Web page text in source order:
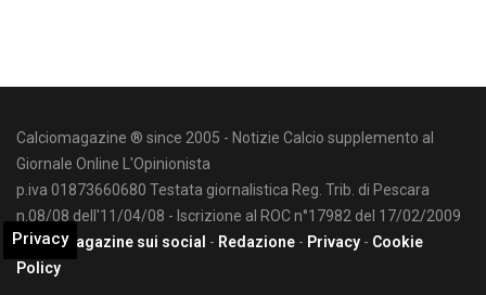
Calciomagazine ® since 2005 - Notizie Calcio supplemento al
Giornale Online L'Opinionista
p.iva 01873660680 Testata giornalistica Reg. Trib. di Pescara
n.08/08 dell'11/04/08 - Iscrizione al ROC n°17982 del 17/02/2009
Calciomagazine sui social - Redazione - Privacy - Cookie
Policy
Privacy